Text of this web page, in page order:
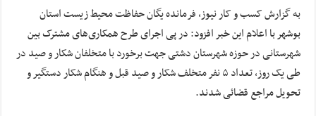
به گزارش کسب و کار نیوز، فرمانده یگان حفاظت محیط زیست استان
بوشهر با اعلام این خبر افزود: در پی اجرای طرح همکاری‌های مشترک بین
شهرستانی در حوزه شهرستان دشتی جهت برخورد با متخلفان شکار و صید در
طی یک روز، تعداد ۵ نفر متخلف شکار و صید قبل و هنگام شکار دستگیر و
تحویل مراجع قضائی شدند.